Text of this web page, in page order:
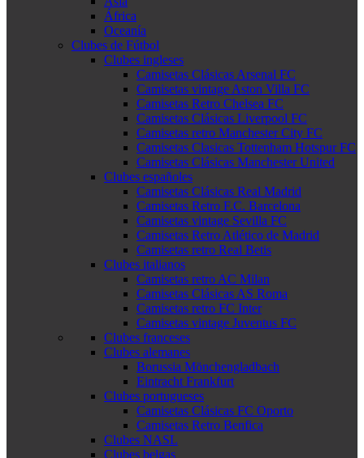
África
Oceanía
Clubes de Fútbol
Clubes ingleses
Camisetas Clásicas Arsenal FC
Camisetas vintage Aston Villa FC
Camisetas Retro Chelsea FC
Camisetas Clásicas Liverpool FC
Camisetas retro Manchester City FC
Camisetas Clasicas Tottenham Hotspur FC
Camisetas Clásicas Manchester United
Clubes españoles
Camisetas Clásicas Real Madrid
Camisetas Retro F.C. Barcelona
Camisetas vintage Sevilla FC
Camisetas Retro Atlético de Madrid
Camisetas retro Real Betis
Clubes italianos
Camisetas retro AC Milan
Camisetas Clásicas AS Roma
Camisetas retro FC Inter
Camisetas vintage Juventus FC
Clubes franceses
Clubes alemanes
Borussia Mönchengladbach
Eintracht Frankfurt
Clubes portugueses
Camisetas Clásicas FC Oporto
Camisetas Retro Benfica
Clubes NASL
Clubes belgas